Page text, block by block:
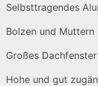
Selbsttragendes
Bolzen und
Großes
Hohe und gut